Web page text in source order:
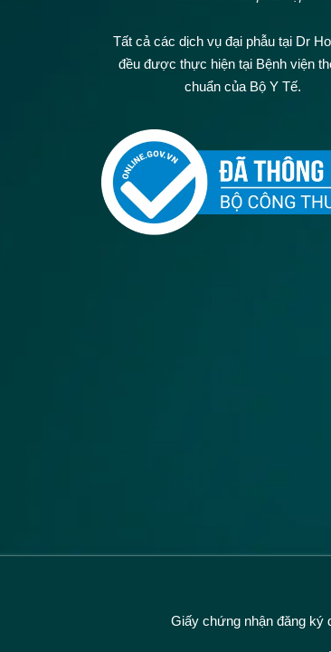
Tất cả các dịch vụ đại phẫu tại Dr
đều được thực hiện tại Bệnh viện
chuẩn của Bộ Y Tế.
Giấy chứng nhận đăng ký